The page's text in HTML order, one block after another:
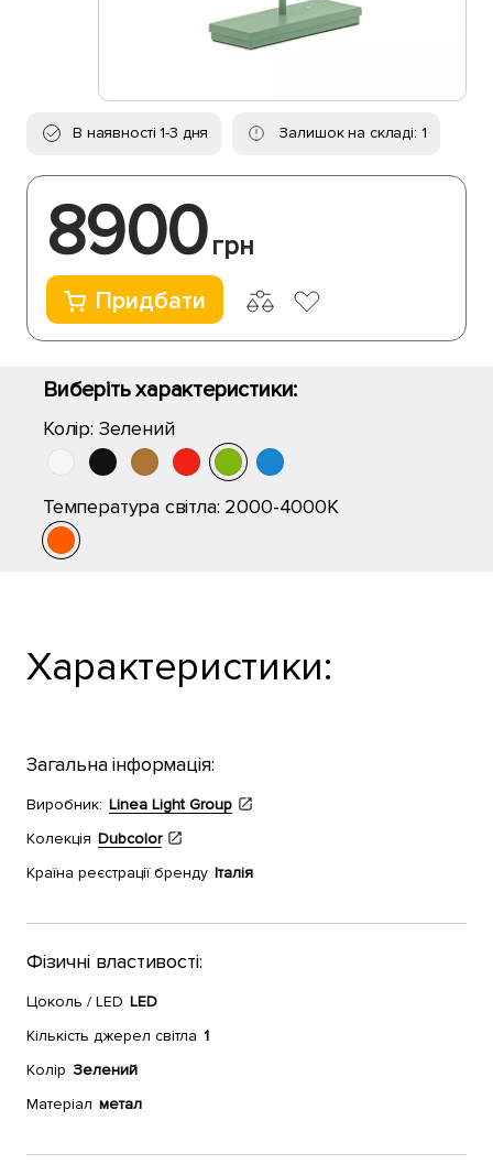
В наявності 1-3 дня Залишок на складі: 1
8900грн
Придбати
Виберіть характеристики:
Колір: Зелений
Температура світла: 2000-4000K
Характеристики:
Загальна інформація:
Виробник: Linea Light Group
Колекція Dubcolor
Країна реєстрації бренду Італія
Фізичні властивості:
Цоколь / LED LED
Кількість джерел світла 1
Колір Зелений
Матеріал метал